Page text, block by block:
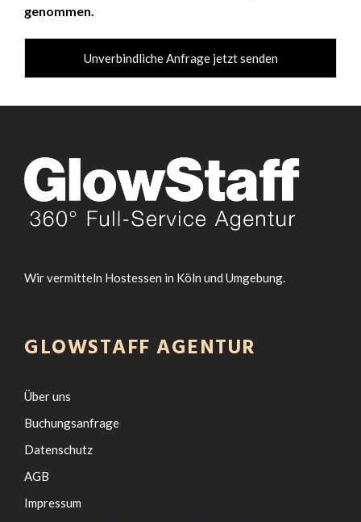
genommen.
Unverbindliche Anfrage jetzt senden
Wir vermitteln Hostessen in Köln und Umgebung.
GLOWSTAFF AGENTUR
Über uns
Buchungsanfrage
Datenschutz
AGB
Impressum